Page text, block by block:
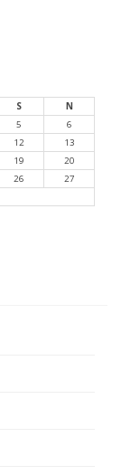
S
N
5
6
12
13
19
20
26
27